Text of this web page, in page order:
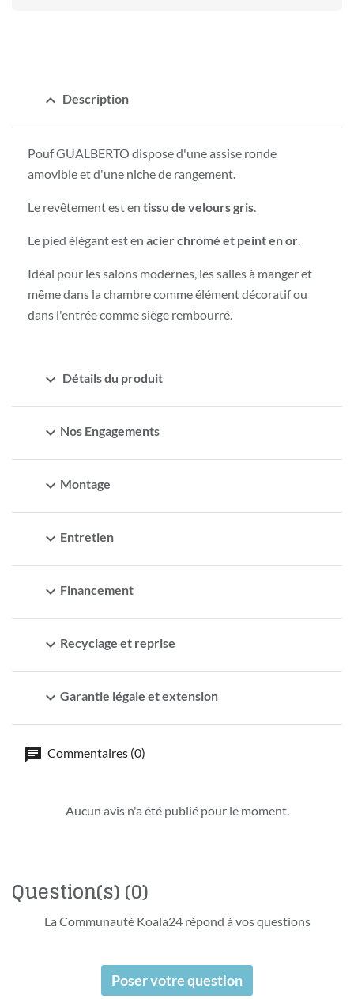
expand_less Description
Pouf GUALBERTO dispose d'une assise ronde
amovible et d'une niche de rangement.
Le revêtement est en tissu de velours gris.
Le pied élégant est en acier chromé et peint en or.
Idéal pour les salons modernes, les salles à manger et
même dans la chambre comme élément décoratif ou
dans l'entrée comme siège rembourré.
expand_more Détails du produit
expand_more Nos Engagements
expand_more Montage
expand_more Entretien
expand_more Financement
expand_more Recyclage et reprise
expand_more Garantie légale et extension
Commentaires (0)
Aucun avis n'a été publié pour le moment.
Question(s)(0)
La Communauté Koala24 répond à vos questions
Poser votre question